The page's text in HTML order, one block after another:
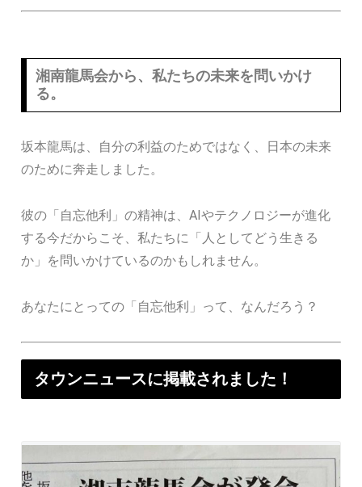
湘南龍馬会から、私たちの未来を問いかけ
る。
坂本龍馬は、自分の利益のためではなく、日本の未来
のために奔走しました。
彼の「自忘他利」の精神は、AIやテクノロジーが進化
する今だからこそ、私たちに「人としてどう生きる
か」を問いかけているのかもしれません。
あなたにとっての「自忘他利」って、なんだろう？
タウンニュースに掲載されました！